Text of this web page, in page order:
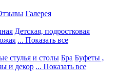
Галерея
Детская, подростковая
... Показать все
стулья и столы Бра Буфеты ,
и декор ... Показать все